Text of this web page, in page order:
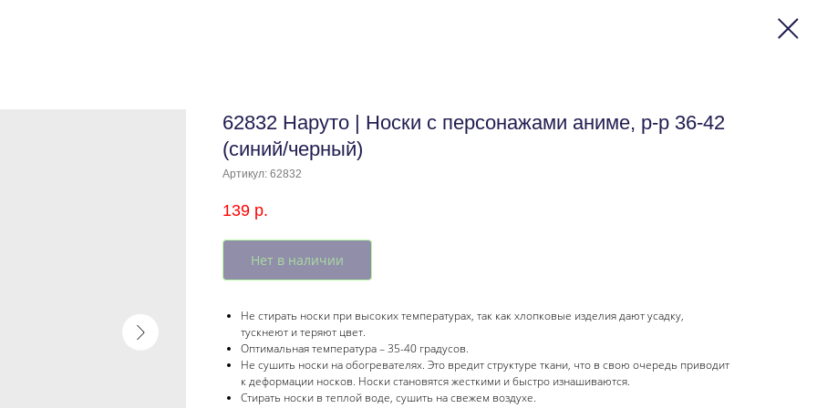
62832 Наруто | Носки с персонажами аниме, р-р 36-42
(синий/черный)
Артикул: 62832
139 р.
Нет в наличии
Не стирать носки при высоких температурах, так как хлопковые изделия дают усадку,
тускнеют и теряют цвет.
Оптимальная температура – 35-40 градусов.
Не сушить носки на обогревателях. Это вредит структуре ткани, что в свою очередь приводит
к деформации носков. Носки становятся жесткими и быстро изнашиваются.
Стирать носки в теплой воде, сушить на свежем воздухе.